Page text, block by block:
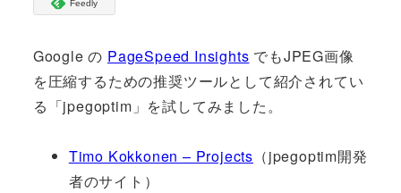
Feedly
Google の PageSpeed Insights でもJPEG画像
を圧縮するための推奨ツールとして紹介されてい
る「jpegoptim」を試してみました。
Timo Kokkonen – Projects （jpegoptim開発
者のサイト）